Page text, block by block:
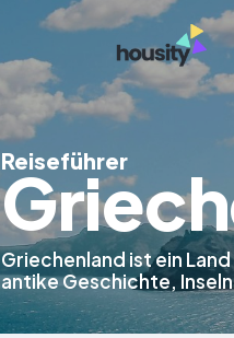
Reiseführer
Griechenland ist ein
antike Geschichte,